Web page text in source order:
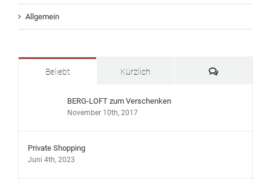
Allgemein
Beliebt Kürzlich Kommentare
BERG-LOFT zum Verschenken
November 10th, 2017
Private Shopping
Juni 4th, 2023